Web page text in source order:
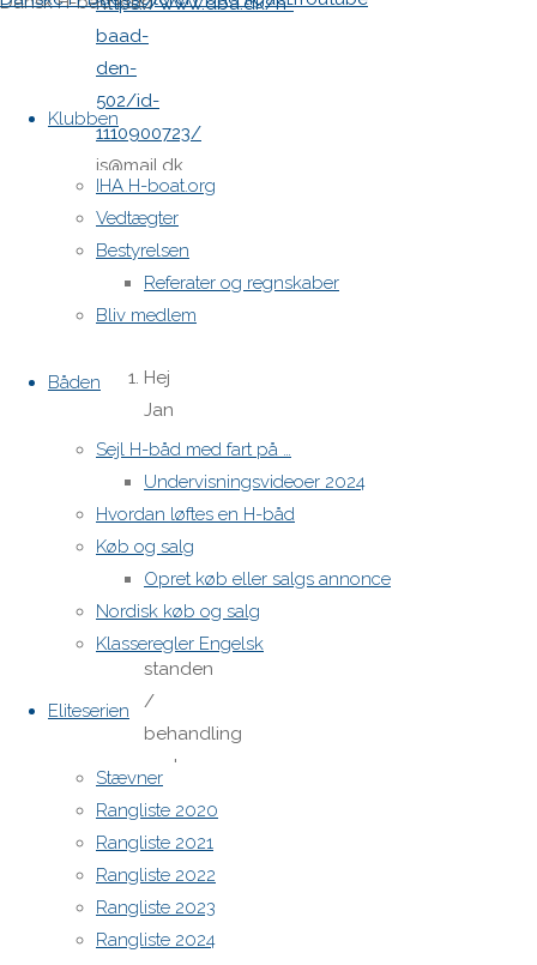
Klubben
IHA H-boat.org
Vedtægter
Bestyrelsen
Referater og regnskaber
Bliv medlem
Båden
Sejl H-båd med fart på …
Undervisningsvideoer 2024
Hvordan løftes en H-båd
Køb og salg
Opret køb eller salgs annonce
Nordisk køb og salg
Klasseregler Engelsk
Eliteserien
Stævner
Rangliste 2020
Rangliste 2021
Rangliste 2022
Rangliste 2023
Rangliste 2024
baad-
den-
502/id-
1110900723/
js@mail.dk
2
Comments
Hej
Jan
Er
båden
stadig
til
salg.
Hvad
er
standen
/
behandling
under
vandlinjen
–
ligger
den
i